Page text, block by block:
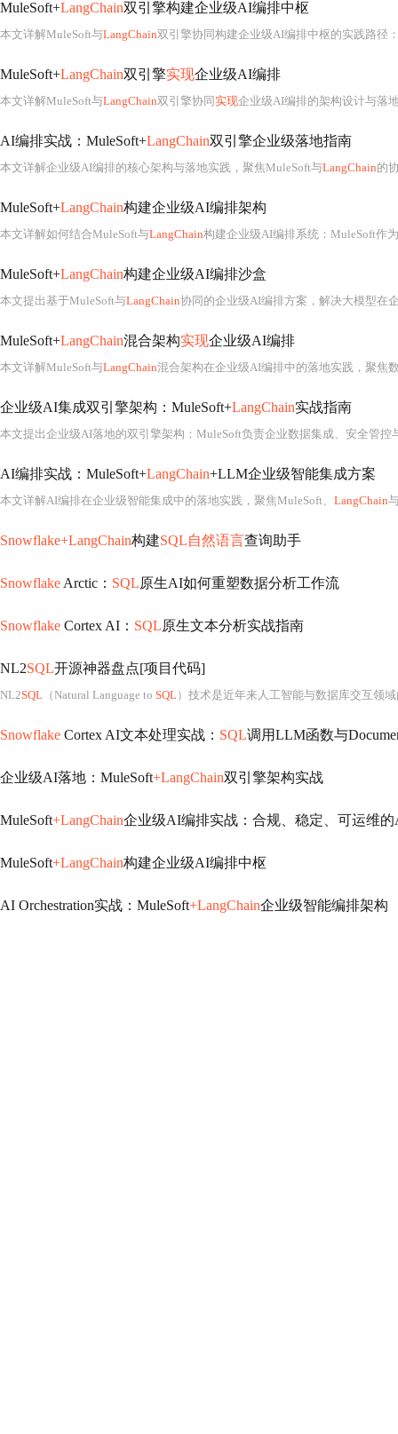
MuleSoft+LangChain双引擎构建企业级AI编排中枢
本文详解MuleSoft与LangChain双引擎协同构建企业级AI编排中枢的实践路径：MuleSoft负责跨系统连接、协议适配、数据编织与
MuleSoft+LangChain双引擎实现企业级AI编排
本文详解MuleSoft与LangChain双引擎协同实现企业级AI编排的架构设计与落地实践。MuleSoft负责安全、稳定、合规的企业
AI编排实战：MuleSoft+LangChain双引擎企业级落地指南
本文详解企业级AI编排的核心架构与落地实践，聚焦MuleSoft与LangChain的协同
MuleSoft+LangChain构建企业级AI编排架构
本文详解如何结合MuleSoft与LangChain构建企业级AI编排系统：MuleSoft作为企业集成基座，负
MuleSoft+LangChain构建企业级AI编排沙盒
本文提出基于MuleSoft与LangChain协同的企业级AI编排方案，解决大模型在企业环境中数据接入、安全治理与实时响应
MuleSoft+LangChain混合架构实现企业级AI编排
本文详解MuleSoft与LangChain混合架构在企业级AI编排中的落地实践，聚焦数据管道与AI逻辑的职责分离、安全治理左移、AI Ready
企业级AI集成双引擎架构：MuleSoft+LangChain实战指南
本文提出企业级AI落地的双引擎架构：MuleSoft负责企业数据集成、安全管控
AI编排实战：MuleSoft+LangChain+LLM企业级智能集成方案
本文详解AI编排在企业级智能集成中的落地实践，聚焦MuleSoft、 LangChain与
Snowflake+LangChain构建SQL自然语言查询助手
Snowflake Arctic： SQL原生AI如何重塑数据分析工作流
Snowflake Cortex AI： SQL原生文本分析实战指南
NL2SQL开源神器盘点[项目代码]
NL2SQL （Natural Language to SQL）技术是近年来人工智能与数据库交互领
Snowflake Cortex AI文本处理实战： SQL调用LLM函数与
企业级AI落地：MuleSoft+LangChain双引擎架构实战
MuleSoft+LangChain企业级AI编排实战：合规、稳定、可运维
MuleSoft+LangChain构建企业级AI编排中枢
AI Orchestration实战：MuleSoft+LangChain企业级智能编排架构